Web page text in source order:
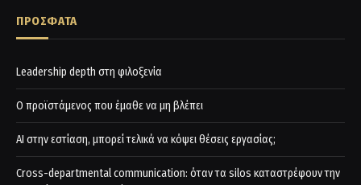
ΠΡΟΣΦΑΤΑ
Leadership depth στη φιλοξενία
Ο προϊστάμενος που έμαθε να μη βλέπει
AI στην εστίαση, μπορεί τελικά να κόψει θέσεις εργασίας;
Cross-departmental communication: όταν τα silos καταστρέφουν την